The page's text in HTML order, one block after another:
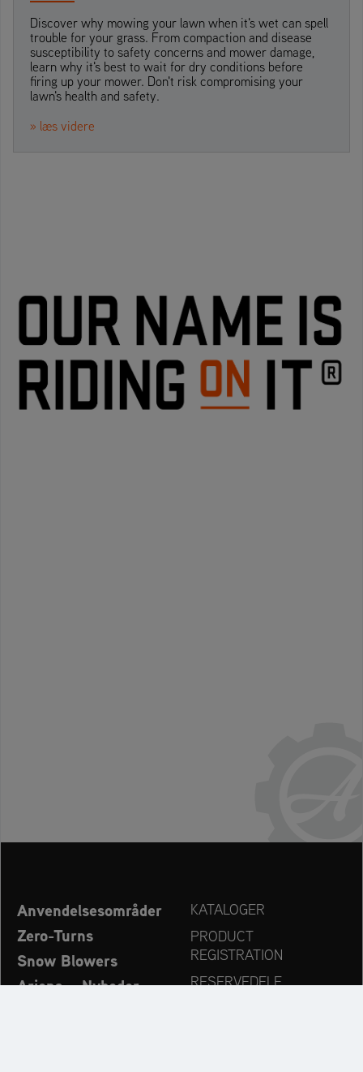
Discover why mowing your lawn when it's wet can spell
trouble for your grass. From compaction and disease
susceptibility to safety concerns and mower damage,
learn why it's best to wait for dry conditions before
firing up your mower. Don't risk compromising your
lawn's health and safety.
» læs videre
Anvendelsesområder
Zero-Turns
Snow Blowers
Ariens – Nyheder
KATALOGER
PRODUCT
REGISTRATION
RESERVEDELE